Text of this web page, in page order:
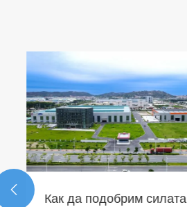
Как да подобрим силата на
